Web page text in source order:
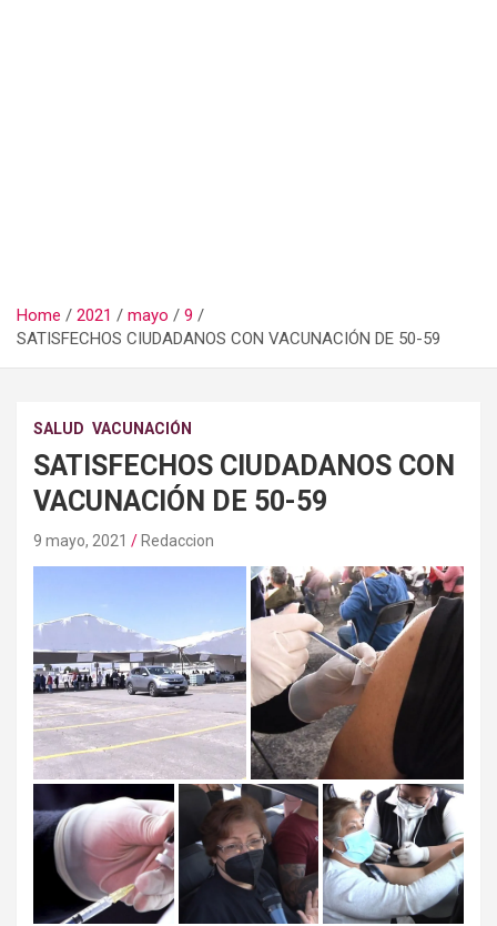
Home 2021 mayo
9
SATISFECHOS CIUDADANOS CON VACUNACIÓN DE 50-59
SALUD VACUNACIÓN
SATISFECHOS CIUDADANOS CON
VACUNACIÓN DE 50-59
9 mayo, 2021 Redaccion